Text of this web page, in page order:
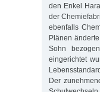
den Enkel
der
ebenfalls
Plänen
Sohn
eingerichtet
Der